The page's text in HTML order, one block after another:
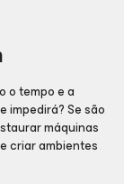
o tempo e a
impedirá? Se são
máquinas
e criar ambientes